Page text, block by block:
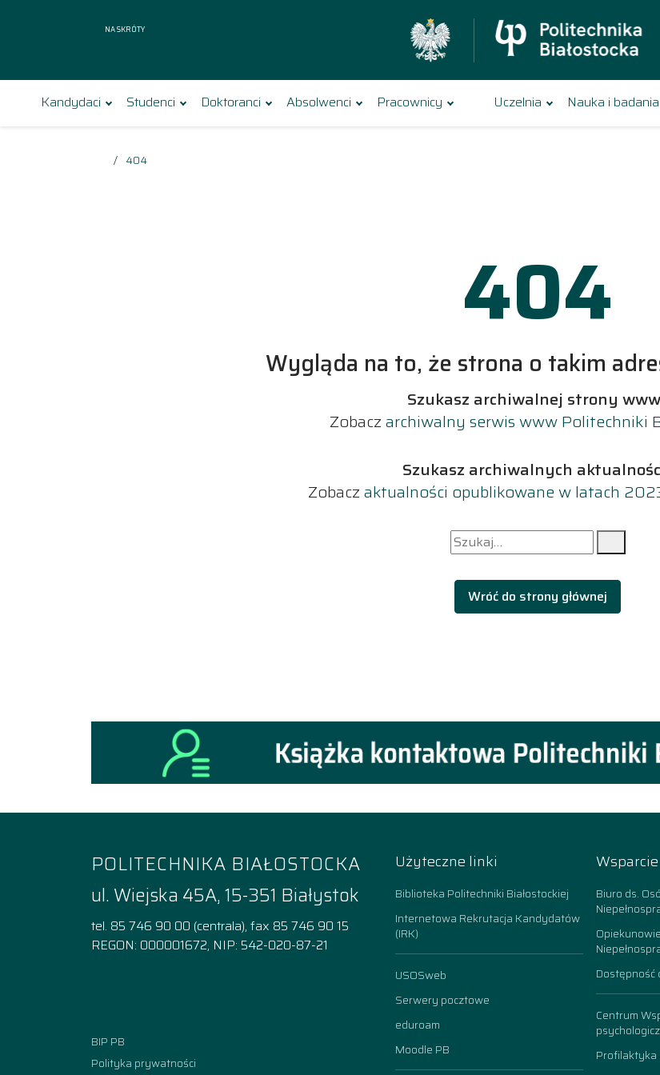
Na skróty
Kandydaci Studenci Doktoranci Absolwenci Pracownicy Uczelnia Nauka i badania
404
404
Wygląda na to, że strona o takim
Szukasz archiwalnej strony
Zobaczarchiwalny serwis www Politechniki
Szukasz archiwalnych
Zobaczaktualności opublikowane w latach
Szukaj dla:
Szukaj
Wróć do strony głównej
POLITECHNIKA BIAŁOSTOCKA
ul. Wiejska 45A, 15-351 Białystok
tel. 85 746 90 00 (centrala), fax 85 746 90 15
REGON: 000001672, NIP: 542-020-87-21
BIP PB
Polityka prywatności
Użyteczne linki
Biblioteka Politechniki Białostockiej
Internetowa Rekrutacja Kandydatów
(IRK)
USOSweb
Serwery pocztowe
eduroam
Moodle PB
Wsparcie
Biuro ds.
Dostępność
Centrum
Profilaktyka